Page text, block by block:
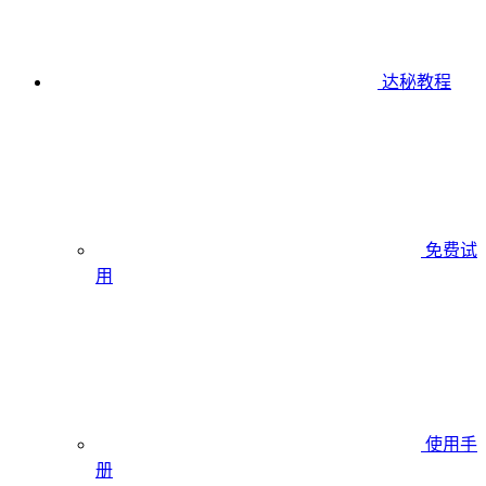
达秘教程
免费试
用
使用手
册